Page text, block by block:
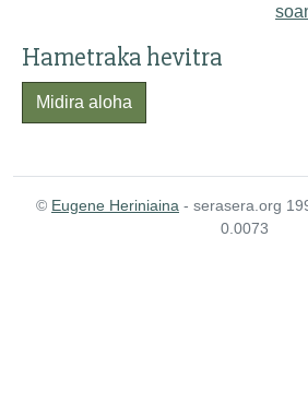
Hametraka hevitra
Midira aloha
© Eugene Heriniaina - serasera.org
0.0073